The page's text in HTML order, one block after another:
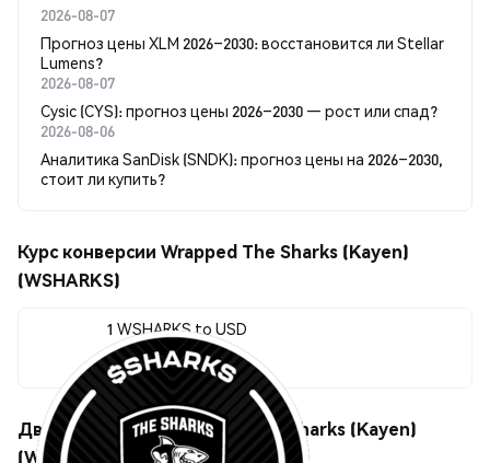
2026-08-07
Прогноз цены XLM 2026–2030: восстановится ли Stellar
Lumens?
2026-08-07
Cysic (CYS): прогноз цены 2026–2030 — рост или спад?
2026-08-06
Аналитика SanDisk (SNDK): прогноз цены на 2026–2030,
стоит ли купить?
Курс конверсии Wrapped The Sharks (Kayen)
(WSHARKS)
1 WSHARKS to USD
$1.00
Движения цены Wrapped The Sharks (Kayen)
(WSHARKS)